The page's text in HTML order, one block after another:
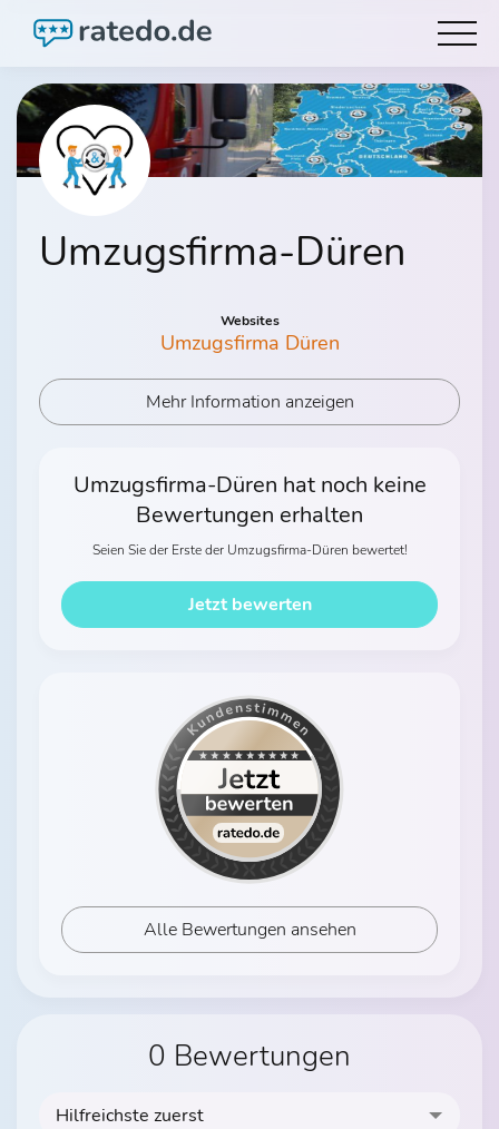
Umzugsfirma-Düren
Websites
Umzugsfirma Düren
Mehr Information anzeigen
Umzugsfirma-Düren hat noch keine
Bewertungen erhalten
Seien Sie der Erste der Umzugsfirma-Düren bewertet!
Jetzt bewerten
Alle Bewertungen ansehen
0 Bewertungen
Hilfreichste zuerst